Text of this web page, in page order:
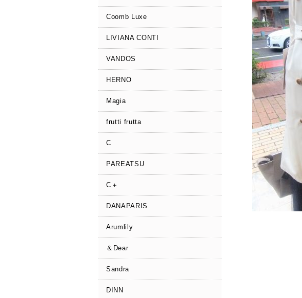
Coomb Luxe
LIVIANA CONTI
VANDOS
HERNO
Magia
frutti frutta
C
PAREATSU
C＋
DANAPARIS
Arumlily
＆Dear
Sandra
DINN